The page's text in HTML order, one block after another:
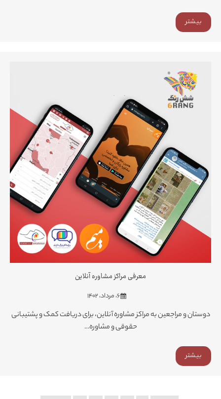
بیشتر
معرفی مراکز مشاوره آنلاین
۶، مرداد، ۱۴۰۲
دوستان و مراجعین به مراکز مشاوره آنلاین، برای دریافت کمک و پشتیبانی
حقوقی و مشاوره…
بیشتر